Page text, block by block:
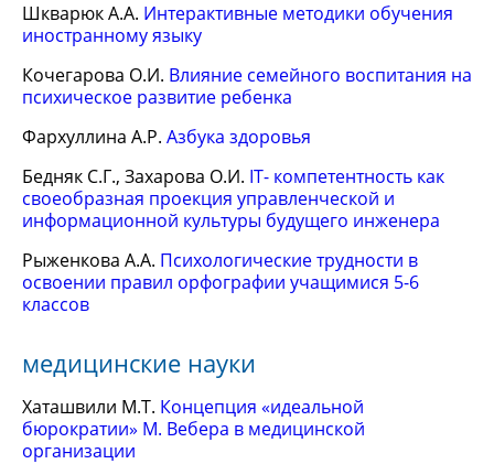
Шкварюк А.А. Интерактивные методики обучения
иностранному языку
Кочегарова О.И. Влияние семейного воспитания на
психическое развитие ребенка
Фархуллина А.Р. Азбука здоровья
Бедняк С.Г., Захарова О.И. IT- компетентность как
своеобразная проекция управленческой и
информационной культуры будущего инженера
Рыженкова А.А. Психологические трудности в
освоении правил орфографии учащимися 5-6
классов
медицинские науки
Хаташвили М.Т. Концепция «идеальной
бюрократии» М. Вебера в медицинской
организации